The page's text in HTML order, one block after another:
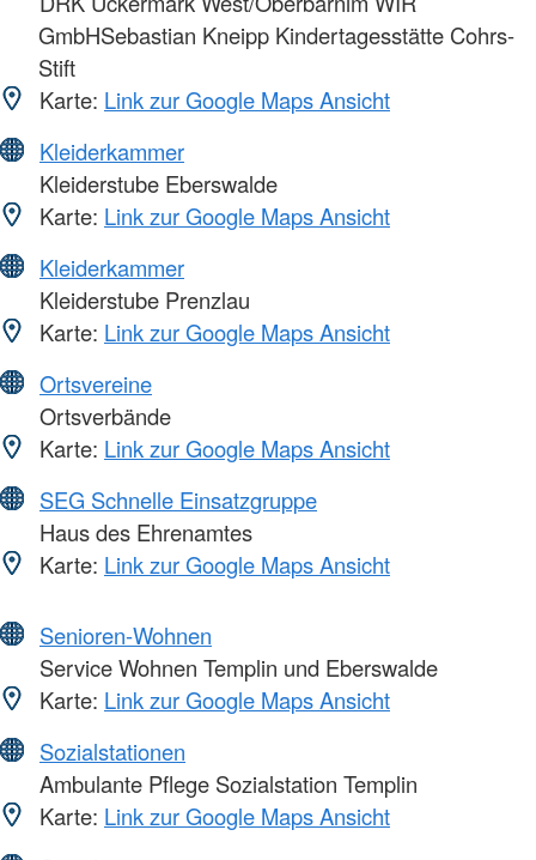
GmbHSebastian Kneipp Kindertagesstätte Cohrs-
Stift
Karte: Link zur Google Maps Ansicht
Kleiderkammer
Kleiderstube Eberswalde
Karte: Link zur Google Maps Ansicht
Kleiderkammer
Kleiderstube Prenzlau
Karte: Link zur Google Maps Ansicht
Ortsvereine
Ortsverbände
Karte: Link zur Google Maps Ansicht
SEG Schnelle Einsatzgruppe
Haus des Ehrenamtes
Karte: Link zur Google Maps Ansicht
Senioren-Wohnen
Service Wohnen Templin und Eberswalde
Karte: Link zur Google Maps Ansicht
Sozialstationen
Ambulante Pflege Sozialstation Templin
Karte: Link zur Google Maps Ansicht